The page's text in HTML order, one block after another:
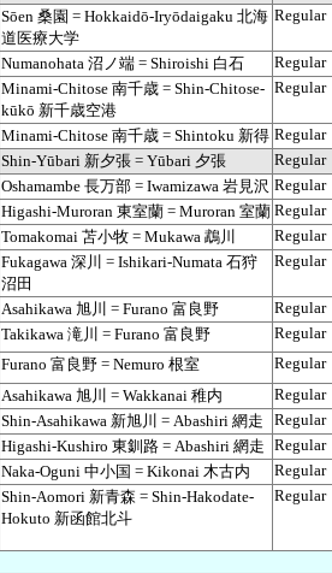
Sōen 桑園 = Hokkaidō-Iryōdaigaku 北海
道医療大学
Regular
Numanohata 沼ノ端 = Shiroishi 白石 Regular
Minami-Chitose 南千歳 = Shin-Chitose-
kūkō 新千歳空港
Regular
Minami-Chitose 南千歳 = Shintoku 新得 Regular
Shin-Yūbari 新夕張 = Yūbari 夕張 Regular
Oshamambe 長万部 = Iwamizawa 岩見沢 Regular
Higashi-Muroran 東室蘭 = Muroran 室蘭 Regular
Tomakomai 苫小牧 = Mukawa 鵡川 Regular
Fukagawa 深川 = Ishikari-Numata 石狩
沼田
Regular
Asahikawa 旭川 = Furano 富良野 Regular
Takikawa 滝川 = Furano 富良野 Regular
Furano 富良野 = Nemuro 根室 Regular
Asahikawa 旭川 = Wakkanai 稚内 Regular
Shin-Asahikawa 新旭川 = Abashiri 網走 Regular
Higashi-Kushiro 東釧路 = Abashiri 網走 Regular
Naka-Oguni 中小国 = Kikonai 木古内 Regular
Shin-Aomori 新青森 = Shin-Hakodate-
Hokuto 新函館北斗
Regular